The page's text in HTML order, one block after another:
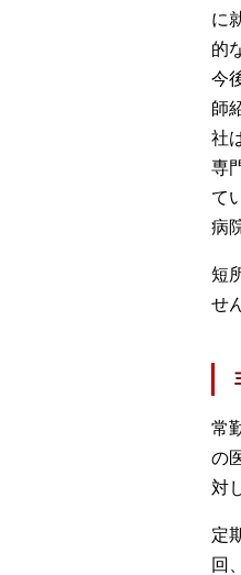
に
的
今
師
社
専
て
病
短
せ
常
の
対
定
回